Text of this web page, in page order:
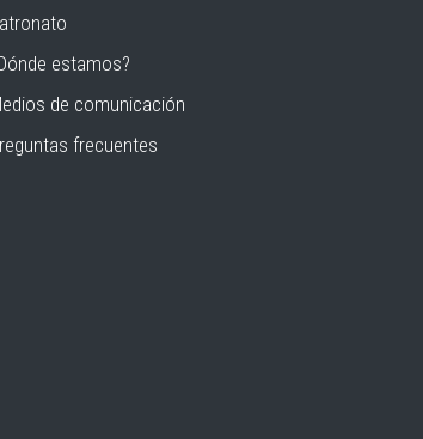
estamos?
de comunicación
frecuentes